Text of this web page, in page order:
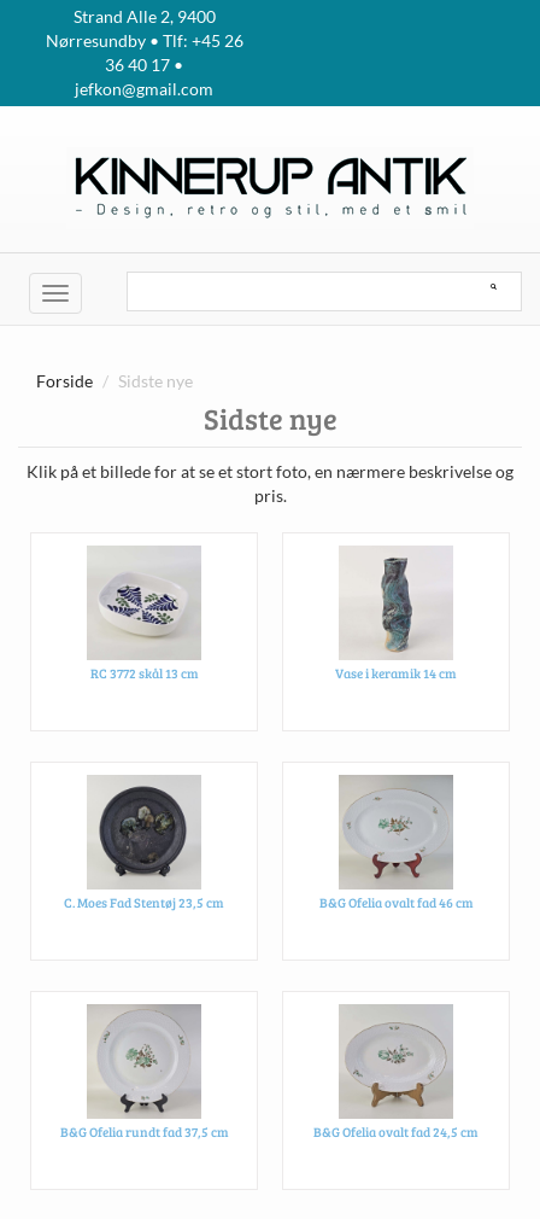
Strand Alle 2, 9400
Nørresundby • Tlf: +45 26
36 40 17 •
jefkon@gmail.com
Toggle
navigation
Forside Sidste nye
Sidste nye
Klik på et billede for at se et stort foto, en nærmere beskrivelse og
pris.
RC 3772 skål 13 cm Vase i keramik 14 cm
C. Moes Fad Stentøj 23,5 cm B&G Ofelia ovalt fad 46 cm
B&G Ofelia rundt fad 37,5 cm B&G Ofelia ovalt fad 24,5 cm